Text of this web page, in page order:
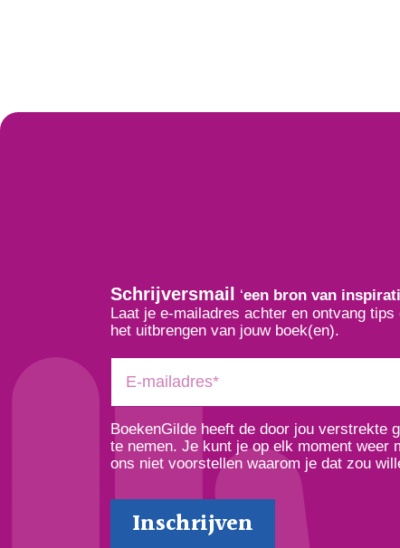
Schrijversmail ‘een bron van
Laat je e-mailadres achter en ontvang
het uitbrengen van jouw boek(en).
BoekenGilde heeft de door jou verstrekte
te nemen. Je kunt je op elk moment weer
ons niet voorstellen waarom je dat zou